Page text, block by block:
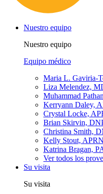
Nuestro equipo
Nuestro equipo
Equipo médico
Maria L. Gaviria-
Liza Melendez,
Muhammad
Kerryann Daley,
Crystal Locke,
Brian Skirvin,
Christina Smith,
Kelly Stout,
Katrina Bragan,
Ver todos los
Su visita
Su visita